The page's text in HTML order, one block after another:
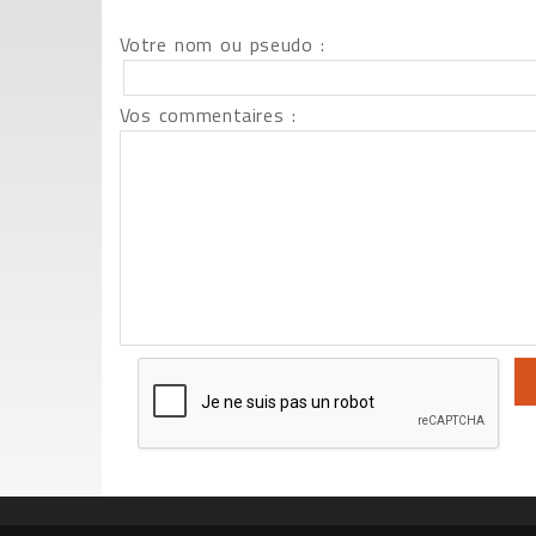
Votre nom ou pseudo :
Vos commentaires :